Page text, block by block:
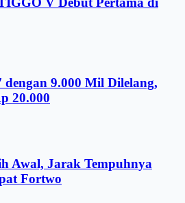
9.000 Mil Dilelang,
20.000
Awal, Jarak Tempuhnya
Fortwo